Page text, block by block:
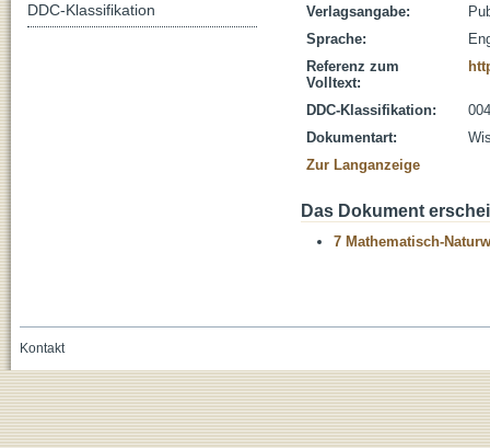
Verlagsangabe:
Sprache:
Referenz zum
Volltext:
DDC-Klassifikation:
Dokumentart:
Zur Langanzeige
Das Dokument
7 Mathematisch-
DDC-Klassifikation
Kontakt